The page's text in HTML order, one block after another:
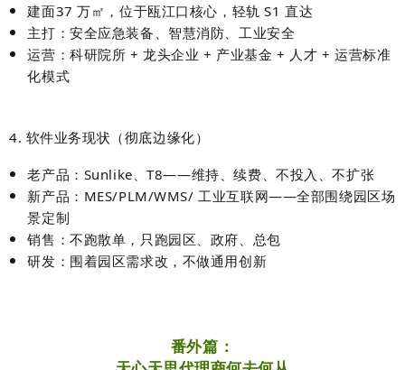
建面37 万㎡ ，位于瓯江口核心，轻轨 S1 直达
主打：安全应急装备、智慧消防、工业安全
运营：科研院所 + 龙头企业 + 产业基金 + 人才 + 运营标准
化模式
4. 软件业务现状（彻底边缘化）
老产品： Sunlike、T8——维持、续费、不投入、不扩张
新产品： MES/PLM/WMS/ 工业互联网——全部围绕园区场
景定制
销售：不跑散单，只跑园区、政府、总包
研发： 围着园区需求改，不做通用创新
番外篇：